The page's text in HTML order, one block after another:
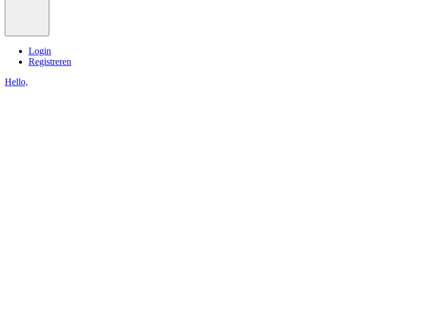
Login
Registreren
Hello,